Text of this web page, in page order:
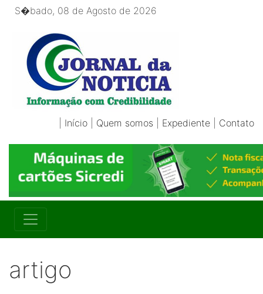
S�bado, 08 de Agosto de 2026
Início Quem somos Expediente Contato
artigo